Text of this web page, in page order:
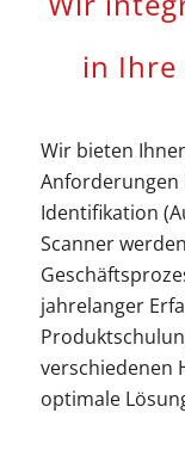
in Ihre
Wir bieten
Anforderungen
Identifikation
Scanner
jahrelanger
verschiedenen
optimale